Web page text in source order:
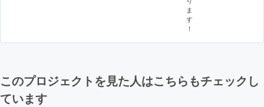
ま
す
！
このプロジェクトを見た人はこちらもチェックし
ています